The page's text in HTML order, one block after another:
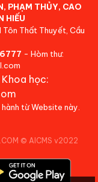
PHẠM THỦY, CAO
HIẾU
Tôn Thất Thuyết, Cầu
- Hòm thư:
học:
từ Website này.
© AICMS v2022